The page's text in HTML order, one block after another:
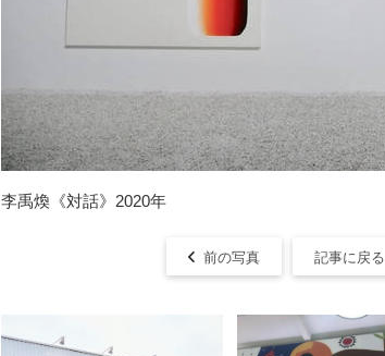
李禹煥《対話》2020年
前の写真 記事に戻る